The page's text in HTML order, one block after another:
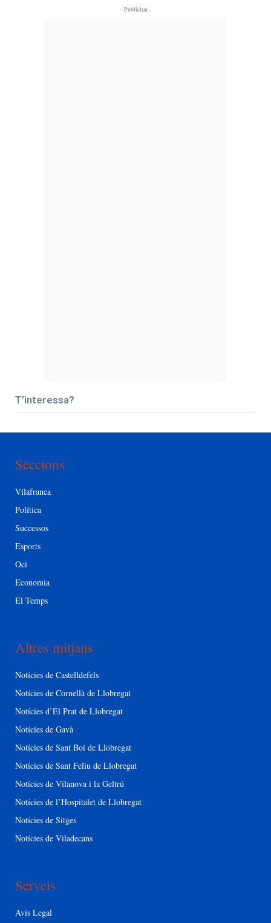
- Publicitat -
T’interessa?
Seccions
Vilafranca
Política
Successos
Esports
Oci
Economia
El Temps
Altres mitjans
Notícies de Castelldefels
Notícies de Cornellà de Llobregat
Notícies d’El Prat de Llobregat
Notícies de Gavà
Notícies de Sant Boi de Llobregat
Notícies de Sant Feliu de Llobregat
Notícies de Vilanova i la Geltrú
Notícies de l’Hospitalet de Llobregat
Notícies de Sitges
Notícies de Viladecans
Serveis
Avís Legal